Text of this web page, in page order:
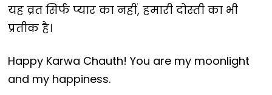
यह व्रत सिर्फ प्यार का नहीं, हमारी दोस्ती का भी
प्रतीक है।
Happy Karwa Chauth! You are my moonlight
and my happiness.